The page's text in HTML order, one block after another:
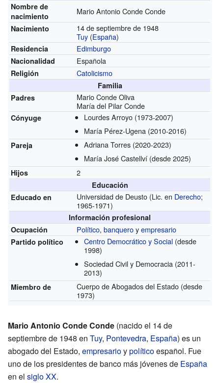
Nombre de
nacimiento
Mario Antonio Conde Conde
Nacimiento
14 de septiembre de 1948
Tuy (España)
Residencia Edimburgo
Nacionalidad Española
Religión Catolicismo
Familia
Padres
Mario Conde Oliva
María del Pilar Conde
Cónyuge Lourdes Arroyo (1973-2007)
María Pérez-Ugena (2010-2016)
Pareja Adriana Torres (2020-2023)
María José Castellví (desde 2025)
Hijos 2
Educación
Educado en
Universidad de Deusto (Lic. en Derecho;
1965-1971)
Información profesional
Ocupación
Político,banqueroyempresario
Partido político Centro Democrático y Social (desde
1998)
Sociedad Civil y Democracia (2011-
2013)
Miembro de Cuerpo de Abogados del Estado (desde
1973)
Mario Antonio Conde Conde (nacido el 14 de
septiembre de 1948 en Tuy, Pontevedra, España) es un
abogado del Estado, empresarioypolíticoespañol. Fue
uno de los presidentes de banco más jóvenes de España
en el siglo XX.